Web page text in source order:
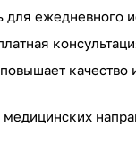
ежедневного
качество